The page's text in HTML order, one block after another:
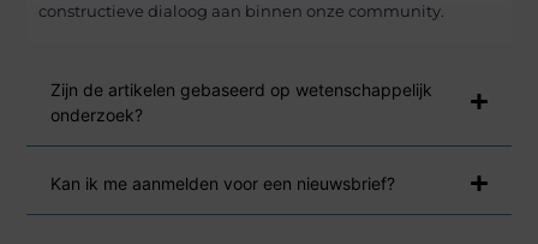
constructieve dialoog aan binnen onze community.
Zijn de artikelen gebaseerd op wetenschappelijk
onderzoek?
Kan ik me aanmelden voor een nieuwsbrief?